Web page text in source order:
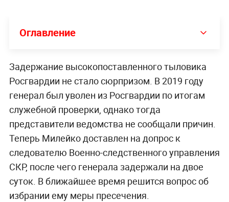
Оглавление
Задержание высокопоставленного тыловика
Росгвардии не стало сюрпризом. В 2019 году
генерал был уволен из Росгвардии по итогам
служебной проверки, однако тогда
представители ведомства не сообщали причин.
Теперь Милейко доставлен на допрос к
следователю Военно-следственного управления
СКР, после чего генерала задержали на двое
суток. В ближайшее время решится вопрос об
избрании ему меры пресечения.